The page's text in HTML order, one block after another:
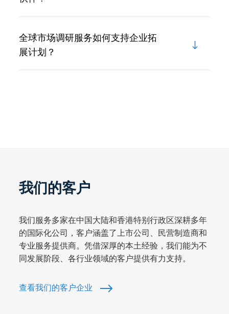
全球市场调研服务如何支持企业拓
展计划？
我们的客户
我们服务多家在中国大陆和香港特别行政区深耕多年
的国际化公司，客户涵盖了上市公司、民营制造商和
专业服务提供商。凭借深厚的本土经验，我们能为不
同发展阶段、各行业领域的客户提供有力支持。
查看我们的客户企业